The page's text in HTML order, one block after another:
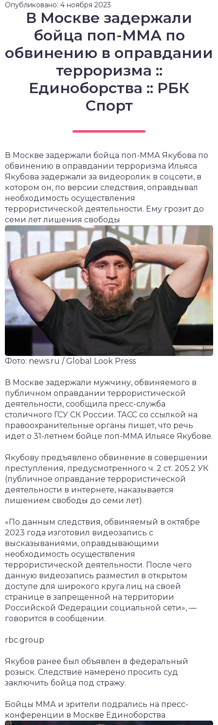
Опубликовано: 4 ноября 2023
В Москве задержали
бойца поп-ММА по
обвинению в оправдании
терроризма ::
Единоборства :: РБК
Спорт
В Москве задержали бойца поп-ММА Якубова по
обвинению в оправдании терроризма Ильяса
Якубова задержали за видеоролик в соцсети, в
котором он, по версии следствия, оправдывал
необходимость осуществления
террористической деятельности. Ему грозит до
семи лет лишения свободы
Фото: news.ru / Global Look Press
В Москве задержали мужчину, обвиняемого в
публичном оправдании террористической
деятельности, сообщила пресс-служба
столичного ГСУ СК России. ТАСС со ссылкой на
правоохранительные органы пишет, что речь
идет о 31-летнем бойце поп-ММА Ильясе Якубове.
Якубову предъявлено обвинение в совершении
преступления, предусмотренного ч. 2 ст. 205.2 УК
(публичное оправдание террористической
деятельности в интернете, наказывается
лишением свободы до семи лет).
«По данным следствия, обвиняемый в октябре
2023 года изготовил видеозапись с
высказываниями, оправдывающими
необходимость осуществления
террористической деятельности. После чего
данную видеозапись разместил в открытом
доступе для широкого круга лиц на своей
странице в запрещенной на территории
Российской Федерации социальной сети», —
говорится в сообщении.
rbc.group
Якубов ранее был объявлен в федеральный
розыск. Следствие намерено просить суд
заключить бойца под стражу.
Бойцы ММА и зрители подрались на пресс-
конференции в Москве Единоборства